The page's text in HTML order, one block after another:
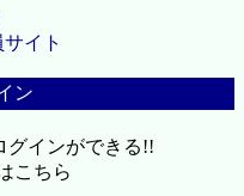
イト
ン
グインができる!!
こちら